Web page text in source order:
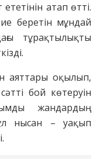
атап өтті.
беретін мұндай
тұрақтылықты
аяттары оқылып,
бой көтеруін
жандардың
нысан – уақып